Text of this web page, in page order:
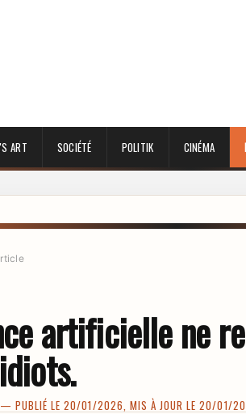
ART SOCIÉTÉ POLITIK CINÉMA
artificielle ne
— PUBLIÉ LE 20/01/2026, MIS À JOUR LE 20/01/